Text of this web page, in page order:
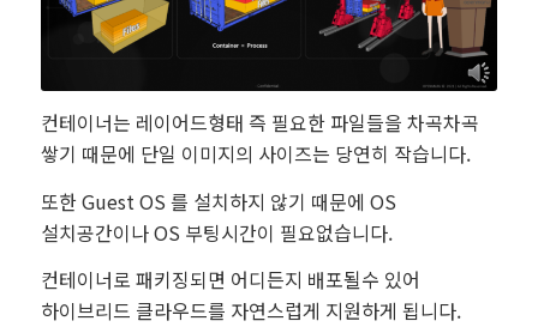
컨테이너는 레이어드형태 즉 필요한 파일들을 차곡차곡
쌓기 때문에 단일 이미지의 사이즈는 당연히 작습니다.
또한 Guest OS 를 설치하지 않기 때문에 OS
설치공간이나 OS 부팅시간이 필요없습니다.
컨테이너로 패키징되면 어디든지 배포될수 있어
하이브리드 클라우드를 자연스럽게 지원하게 됩니다.